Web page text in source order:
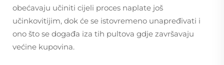
obećavaju učiniti cijeli proces naplate još
učinkovitijim, dok će se istovremeno unapređivati i
ono što se događa iza tih pultova gdje završavaju
većine kupovina.